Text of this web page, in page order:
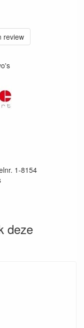
review
1-8154
deze